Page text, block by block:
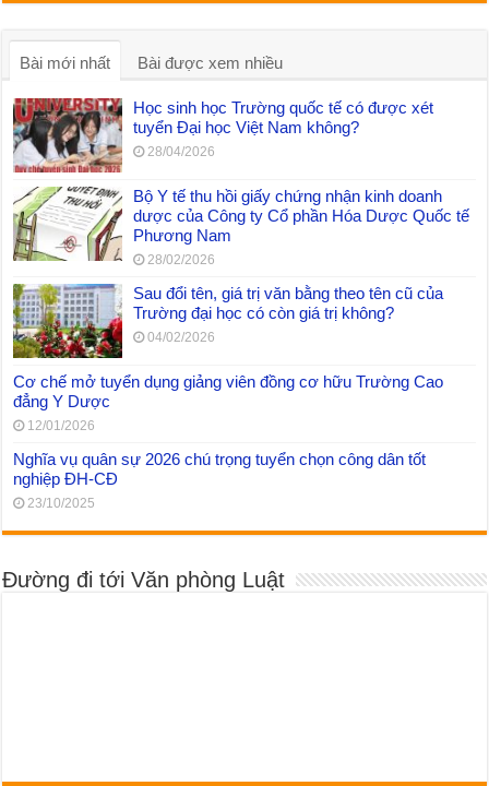
Bài mới nhất Bài được xem nhiều
Học sinh học Trường quốc tế có được xét
tuyển Đại học Việt Nam không?
28/04/2026
Bộ Y tế thu hồi giấy chứng nhận kinh doanh
dược của Công ty Cổ phần Hóa Dược Quốc tế
Phương Nam
28/02/2026
Sau đổi tên, giá trị văn bằng theo tên cũ của
Trường đại học có còn giá trị không?
04/02/2026
Cơ chế mở tuyển dụng giảng viên đồng cơ hữu Trường Cao
đẳng Y Dược
12/01/2026
Nghĩa vụ quân sự 2026 chú trọng tuyển chọn công dân tốt
nghiệp ĐH-CĐ
23/10/2025
Đường đi tới Văn phòng Luật